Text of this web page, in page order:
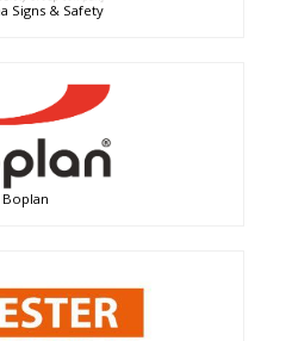
Signs & Safety
Boplan